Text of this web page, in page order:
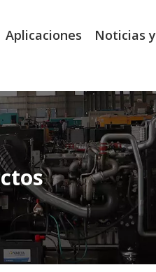
Aplicaciones Noticias